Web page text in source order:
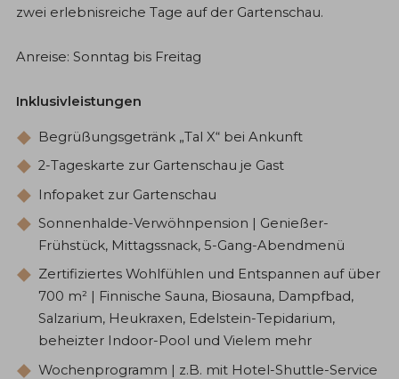
zwei erlebnisreiche Tage auf der Gartenschau.
Anreise: Sonntag bis Freitag
Inklusivleistungen
Begrüßungsgetränk „Tal X“ bei Ankunft
2-Tageskarte zur Gartenschau je Gast
Infopaket zur Gartenschau
Sonnenhalde-Verwöhnpension | Genießer-
Frühstück, Mittagssnack, 5-Gang-Abendmenü
Zertifiziertes Wohlfühlen und Entspannen auf über
700 m² | Finnische Sauna, Biosauna, Dampfbad,
Salzarium, Heukraxen, Edelstein-Tepidarium,
beheizter Indoor-Pool und Vielem mehr
Wochenprogramm | z.B. mit Hotel-Shuttle-Service